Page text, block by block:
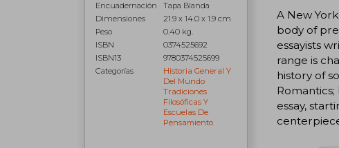
Encuadernación
Tapa Blanda
Dimensiones
21.9 x 14.0 x 1.9 cm
Peso
0.40 kg.
ISBN
0374525692
ISBN13
9780374525699
Categorías
Historia General Y
Del Mundo
Tradiciones
Filosóficas Y
Escuelas De
Pensamiento
A New
body of
essayists
range is
history of
essay,